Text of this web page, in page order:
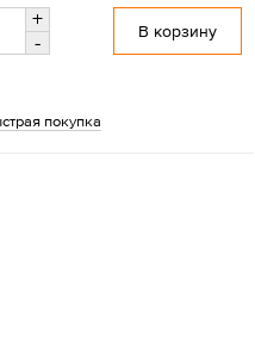
+
-
В корзину
покупка